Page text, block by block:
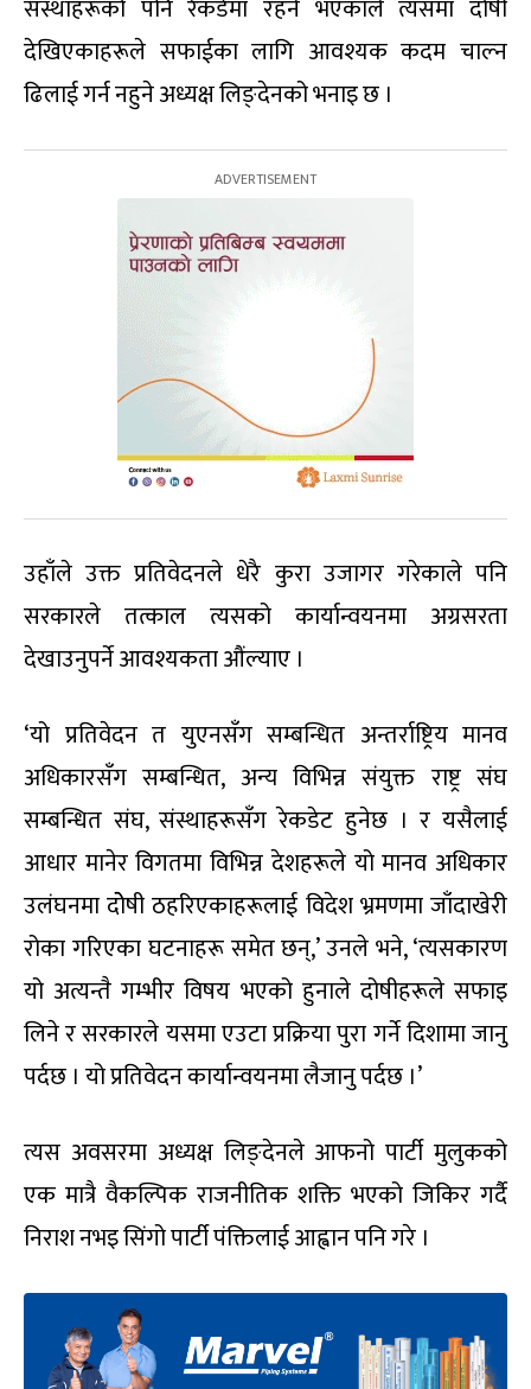
संस्थाहरूको पनि रेकर्डमा रहने भएकाले त्यसमा दोषी
देखिएकाहरूले सफाईका लागि आवश्यक कदम चाल्न
ढिलाई गर्न नहुने अध्यक्ष लिङ्देनको भनाइ छ ।
उहाँले उक्त प्रतिवेदनले धेरै कुरा उजागर गरेकाले पनि
सरकारले तत्काल त्यसको कार्यान्वयनमा अग्रसरता
देखाउनुपर्ने आवश्यकता औंल्याए ।
‘यो प्रतिवेदन त युएनसँग सम्बन्धित अन्तर्राष्ट्रिय मानव
अधिकारसँग सम्बन्धित, अन्य विभिन्न संयुक्त राष्ट्र संघ
सम्बन्धित संघ, संस्थाहरूसँग रेकडेट हुनेछ । र यसैलाई
आधार मानेर विगतमा विभिन्न देशहरूले यो मानव अधिकार
उलंघनमा दोेषी ठहरिएकाहरूलाई विदेश भ्रमणमा जाँदाखेरी
रोका गरिएका घटनाहरू समेत छन्,’ उनले भने, ‘त्यसकारण
यो अत्यन्तै गम्भीर विषय भएको हुनाले दोषीहरूले सफाइ
लिने र सरकारले यसमा एउटा प्रक्रिया पुरा गर्ने दिशामा जानु
पर्दछ । यो प्रतिवेदन कार्यान्वयनमा लैजानु पर्दछ ।’
त्यस अवसरमा अध्यक्ष लिङ्देनले आफनो पार्टी मुलुकको
एक मात्रै वैकल्पिक राजनीतिक शक्ति भएको जिकिर गर्दै
निराश नभइ सिंगो पार्टी पंक्तिलाई आह्वान पनि गरे ।